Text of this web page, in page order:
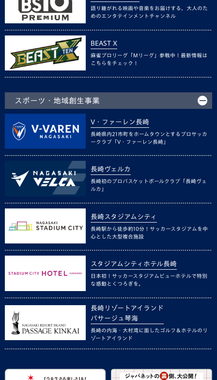
語り継がれる映画や音楽をお届けする、大人のた
めのエンタテインメントチャンネル
BEAST X
麻雀プロリーグ「Mリーグ」参戦中！最新情報は
こちらをチェック！
スポーツ・地域創生事業
V・ファーレン長崎
長崎県内21市町をホームタウンとするプロサッカ
ークラブ「V・ファーレン長崎」
長崎ヴェルカ
長崎初のプロバスケットボールクラブ「長崎ヴェ
ルカ」
長崎スタジアムシティ
長崎駅から徒歩約10分！サッカースタジアムを中
心とした大型複合施設
スタジアムシティホテル長崎
日本初！サッカースタジアムビューホテルで特別
な感動とくつろぎを。
長崎リゾートアイランド
パサージュ琴海
長崎の内海・大村湾に面したゴルフ＆ホテルのリ
ゾートアイランド